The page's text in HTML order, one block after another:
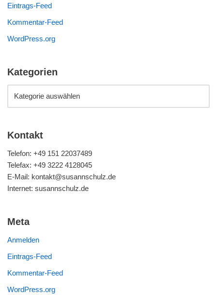
Eintrags-Feed
Kommentar-Feed
WordPress.org
Kategorien
Kontakt
Telefon: +49 151 22037489
Telefax: +49 3222 4128045
E-Mail: kontakt@susannschulz.de
Internet: susannschulz.de
Meta
Anmelden
Eintrags-Feed
Kommentar-Feed
WordPress.org